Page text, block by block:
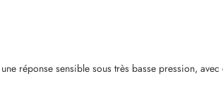
réponse sensible sous très basse pression,